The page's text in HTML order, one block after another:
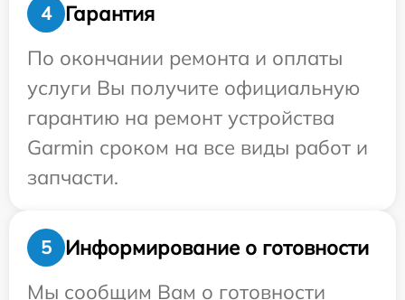
4
Гарантия
По окончании ремонта и оплаты
услуги Вы получите официальную
гарантию на ремонт устройства
Garmin сроком на все виды работ и
запчасти.
5
Информирование о готовности
Мы сообщим Вам о готовности